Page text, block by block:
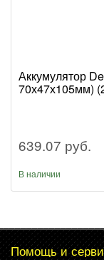
Аккумулятор
70х47х105мм)
639.07 руб.
В наличии
Помощь и